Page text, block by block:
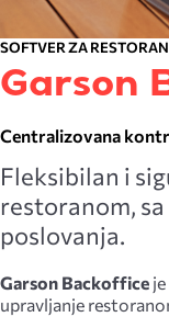
SOFTVER ZA
Centralizovana
Fleksibilan i siguran softver za upravljanje
restoranom,
poslovanja.
Garson Backoffice
upravljanje